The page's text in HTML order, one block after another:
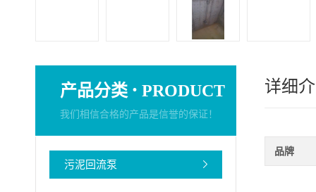
产品分类 · PRODUCT
我们相信合格的产品是信誉的保证！
污泥回流泵
详细
品牌